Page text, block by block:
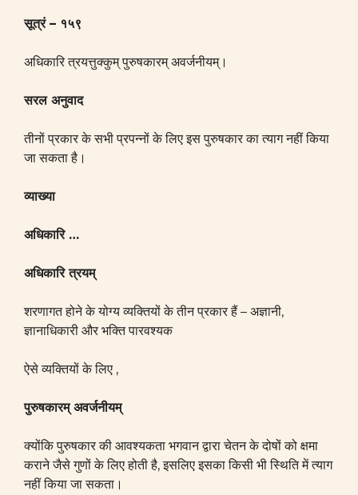
सूत्रं – १५९
अधिकारि त्रयत्तुक्कुम्‌ पुरुषकारम्‌ अवर्जनीयम्‌।
सरल अनुवाद
तीनों प्रकार के सभी प्रपन्नों के लिए इस पुरुषकार का त्याग नहीं किया
जा सकता है।
व्याख्या
अधिकारि…
अधिकारि त्रयम्‌
शरणागत होने के योग्य व्यक्तियों के तीन प्रकार हैं – अज्ञानी,
ज्ञानाधिकारी और भक्ति पारवश्यक
ऐसे व्यक्तियों के लिए ,
पुरुषकारम्‌ अवर्जनीयम्‌
क्योंकि पुरुषकार की आवश्यकता भगवान द्वारा चेतन के दोषों को क्षमा
कराने जैसे गुणों के लिए होती है, इसलिए इसका किसी भी स्थिति में त्याग
नहीं किया जा सकता।